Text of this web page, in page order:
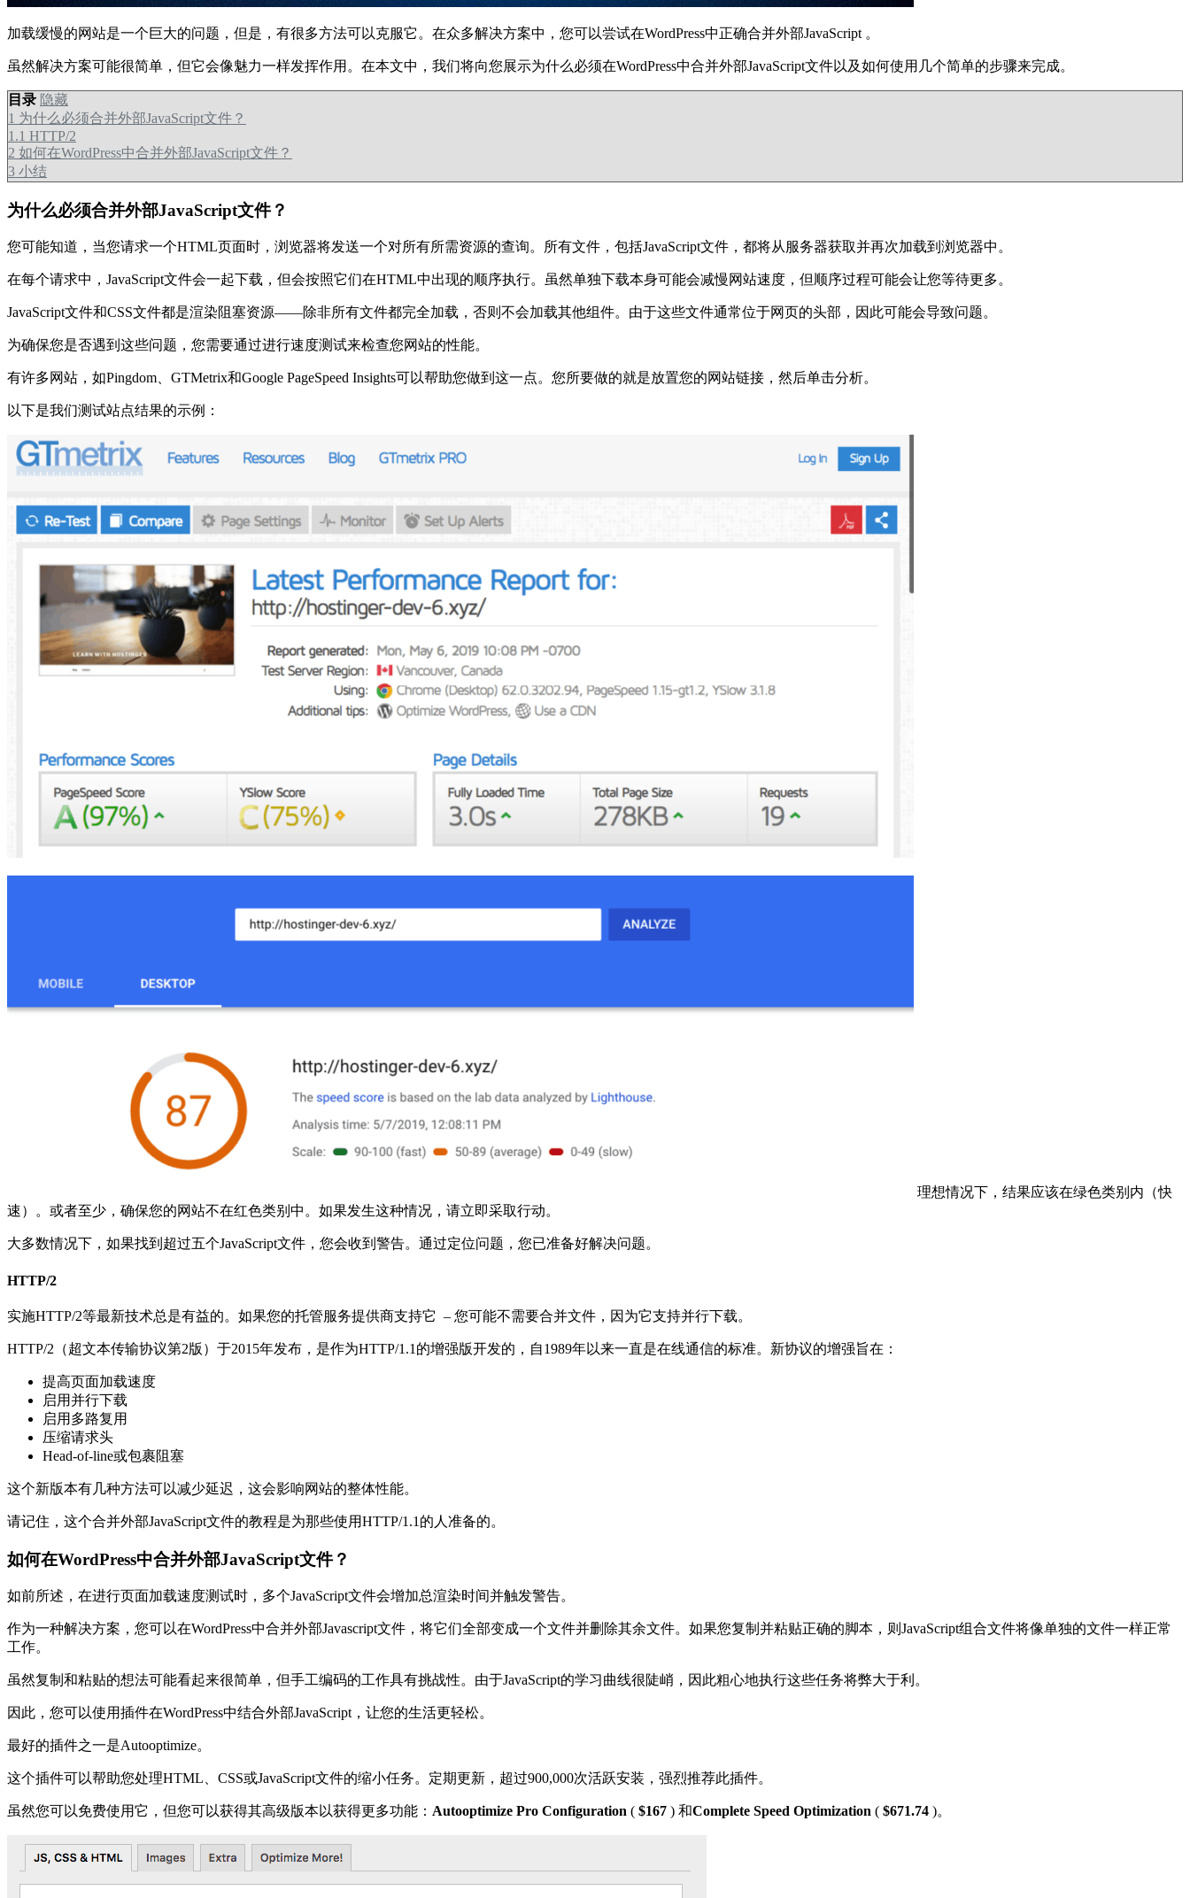
加载缓慢的网站是一个巨大的问题，但是，有很多方法可以克服它。在众多解决方案中，您可以尝试在WordPress中正确合并外部JavaScript 。
虽然解决方案可能很简单，但它会像魅力一样发挥作用。在本文中，我们将向您展示为什么必须在WordPress中合并外部JavaScript文件以及如何使用几个简单的步骤来完成。
目录 隐藏
1 为什么必须合并外部JavaScript文件？
1.1 HTTP/2
2 如何在WordPress中合并外部JavaScript文件？
3 小结
为什么必须合并外部JavaScript文件？
您可能知道，当您请求一个HTML页面时，浏览器将发送一个对所有所需资源的查询。所有文件，包括JavaScript文件，都将从服务器获取并再次加载到浏览器中。
在每个请求中，JavaScript文件会一起下载，但会按照它们在HTML中出现的顺序执行。虽然单独下载本身可能会减慢网站速度，但顺序过程可能会让您等待更多。
JavaScript文件和CSS文件都是渲染阻塞资源——除非所有文件都完全加载，否则不会加载其他组件。由于这些文件通常位于网页的头部，因此可能会导致问题。
为确保您是否遇到这些问题，您需要通过进行速度测试来检查您网站的性能。
有许多网站，如Pingdom、GTMetrix和Google PageSpeed Insights可以帮助您做到这一点。您所要做的就是放置您的网站链接，然后单击分析。
以下是我们测试站点结果的示例：
理想情况下，结果应该在绿色类别内（快
速）。或者至少，确保您的网站不在红色类别中。如果发生这种情况，请立即采取行动。
大多数情况下，如果找到超过五个JavaScript文件，您会收到警告。通过定位问题，您已准备好解决问题。
HTTP/2
实施HTTP/2等最新技术总是有益的。如果您的托管服务提供商支持它 – 您可能不需要合并文件，因为它支持并行下载。
HTTP/2（超文本传输​​协议第2版）于2015年发布，是作为HTTP/1.1的增强版开发的，自1989年以来一直是在线通信的标准。新协议的增强旨在：
提高页面加载速度
启用并行下载
启用多路复用
压缩请求头
Head-of-line或包裹阻塞
这个新版本有几种方法可以减少延迟，这会影响网站的整体性能。
请记住，这个合并外部JavaScript文件的教程是为那些使用HTTP/1.1的人准备的。
如何在WordPress中合并外部JavaScript文件？
如前所述，在进行页面加载速度测试时，多个JavaScript文件会增加总渲染时间并触发警告。
作为一种解决方案，您可以在WordPress中合并外部Javascript文件，将它们全部变成一个文件并删除其余文件。如果您复制并粘贴正确的脚本，则JavaScript组合文件将像单独的文件一样正常
工作。
虽然复制和粘贴的想法可能看起来很简单，但手工编码的工作具有挑战性。由于JavaScript的学习曲线很陡峭，因此粗心地执行这些任务将弊大于利。
因此，您可以使用插件在WordPress中结合外部JavaScript，让您的生活更轻松。
最好的插件之一是Autooptimize。
这个插件可以帮助您处理HTML、CSS或JavaScript文件的缩小任务。定期更新，超过900,000次活跃安装，强烈推荐此插件。
虽然您可以免费使用它，但您可以获得其高级版本以获得更多功能： Autooptimize Pro Configuration ( $167 ) 和Complete Speed Optimization ( $671.74 )。